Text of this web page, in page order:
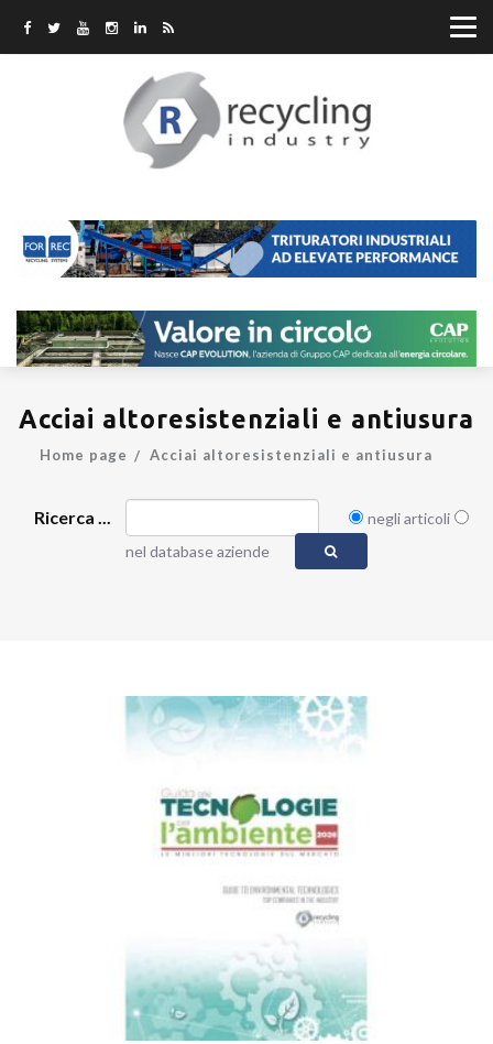
Acciai altoresistenziali e antiusura
Home page Acciai altoresistenziali e antiusura
Ricerca ...
negli articoli
nel database aziende